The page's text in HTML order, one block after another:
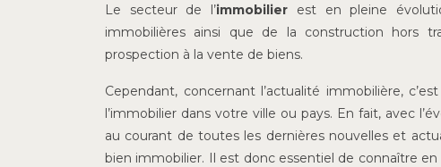
Le secteur de l’immobilier est en pleine
immobilières ainsi que de la construction hors
prospection à la vente de biens.
Cependant, concernant l’actualité immobilière,
l’immobilier dans votre ville ou pays. En fait, avec
au courant de toutes les dernières nouvelles et
bien immobilier. Il est donc essentiel de connaître